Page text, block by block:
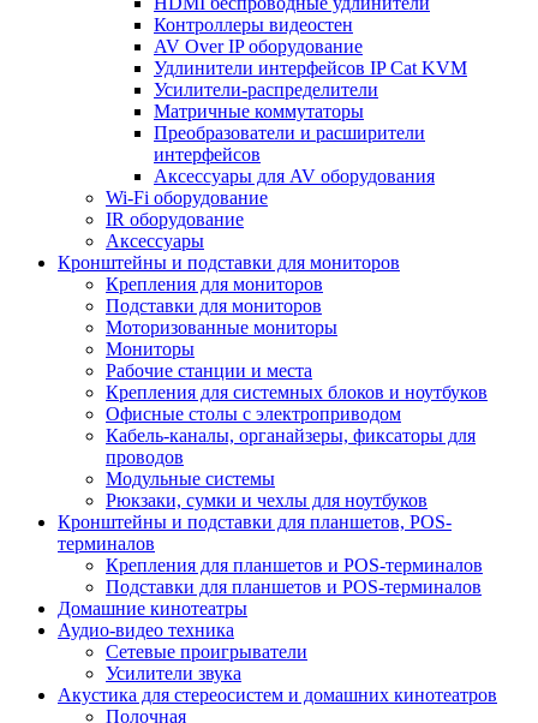
Контроллеры видеостен
AV Over IP оборудование
Удлинители интерфейсов IP Cat KVM
Усилители-распределители
Матричные коммутаторы
Преобразователи и расширители
интерфейсов
Аксессуары для AV оборудования
Wi-Fi оборудование
IR оборудование
Аксессуары
Кронштейны и подставки для мониторов
Крепления для мониторов
Подставки для мониторов
Моторизованные мониторы
Мониторы
Рабочие станции и места
Крепления для системных блоков и ноутбуков
Офисные столы с электроприводом
Кабель-каналы, органайзеры, фиксаторы для
проводов
Модульные системы
Рюкзаки, сумки и чехлы для ноутбуков
Кронштейны и подставки для планшетов, POS-
терминалов
Крепления для планшетов и POS-терминалов
Подставки для планшетов и POS-терминалов
Домашние кинотеатры
Аудио-видео техника
Сетевые проигрыватели
Усилители звука
Акустика для стереосистем и домашних кинотеатров
Полочная